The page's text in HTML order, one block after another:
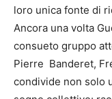
loro unica fonte di
Ancora una volta
consueto gruppo
Pierre Banderet,
condivide non solo